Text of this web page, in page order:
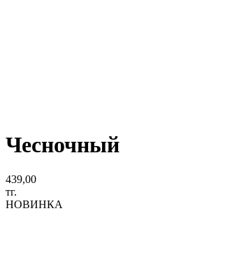
Чесночный
439,00
тг.
НОВИНКА